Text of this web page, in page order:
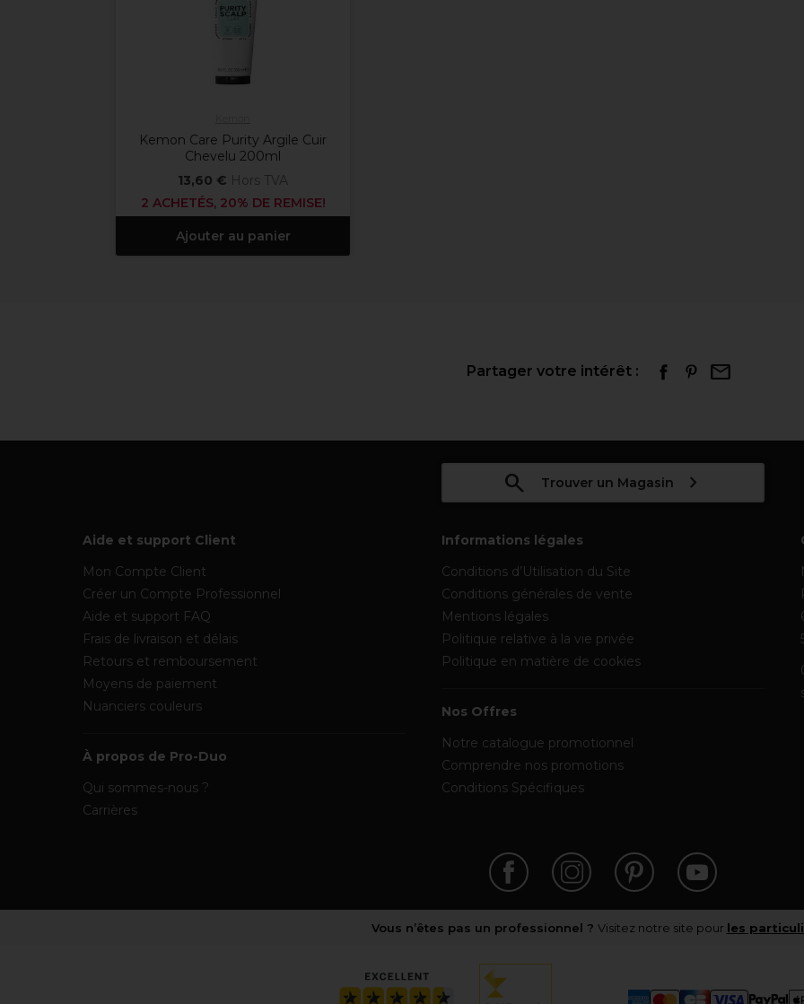
Kemon Care Purity Argile Cuir
Chevelu 200ml
13,60 € Hors TVA
2 ACHETÉS, 20% DE REMISE!
Ajouter au panier
Partager votre intérêt :
Trouver un Magasin
Aide et support Client
Mon Compte Client
Créer un Compte Professionnel
Aide et support FAQ
Frais de livraison et délais
Retours et remboursement
Moyens de paiement
Nuanciers couleurs
À propos de Pro-Duo
Qui sommes-nous ?
Carrières
Informations légales
Conditions d’Utilisation du Site
Conditions générales de vente
Mentions légales
Politique relative à la vie privée
Politique en matière de cookies
Nos Offres
Notre catalogue promotionnel
Comprendre nos promotions
Conditions Spécifiques
Vous n’êtes pas un professionnel ? Visitez notre site pour les